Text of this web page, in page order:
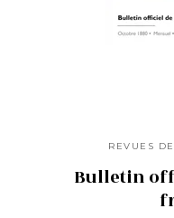
REVUES
Bulletin